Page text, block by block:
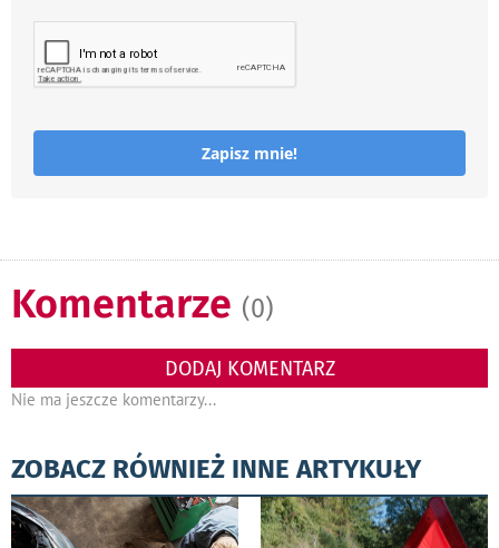
Zapisz mnie!
Komentarze (0)
DODAJ KOMENTARZ
Nie ma jeszcze komentarzy...
ZOBACZ RÓWNIEŻ INNE ARTYKUŁY